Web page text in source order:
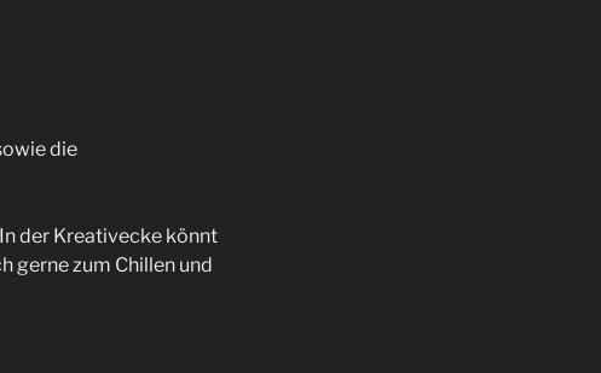
die
der Kreativecke könnt
gerne zum Chillen und